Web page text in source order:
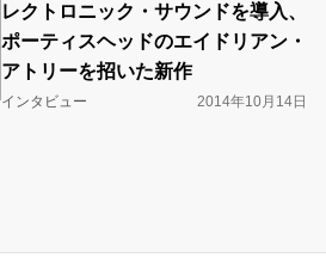
レクトロニック・サウンドを導入、
ポーティスヘッドのエイドリアン・
アトリーを招いた新作
インタビュー 2014年10月14日